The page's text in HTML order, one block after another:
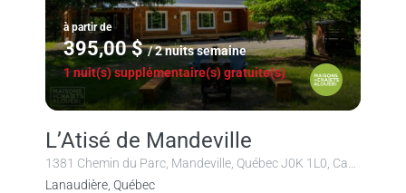
à partir de
395,00 $ / 2 nuits semaine
1 nuit(s) supplémentaire(s) gratuite(s)
L’Atisé de Mandeville
Lanaudière, Québec